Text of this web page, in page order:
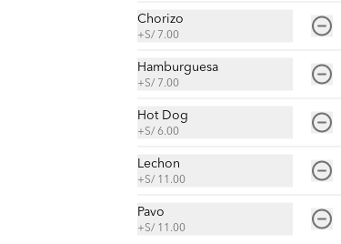
ensaladas, papas al hilo a elección.
S/ 28.00
Tortilla, queso, suprema de pollo,
cremas, ensaladas, papas al hilo a
Chorizo
+S/ 7.00
Hamburguesa
+S/ 7.00
Hot Dog
+S/ 6.00
Lechon
+S/ 11.00
Pavo
+S/ 11.00